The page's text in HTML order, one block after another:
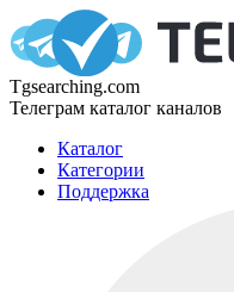
Tgsearching.com
Телеграм каталог каналов
Каталог
Категории
Поддержка